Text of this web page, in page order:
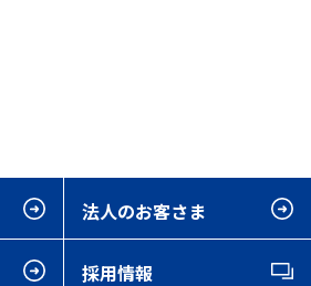
法人のお客さま
採用情報